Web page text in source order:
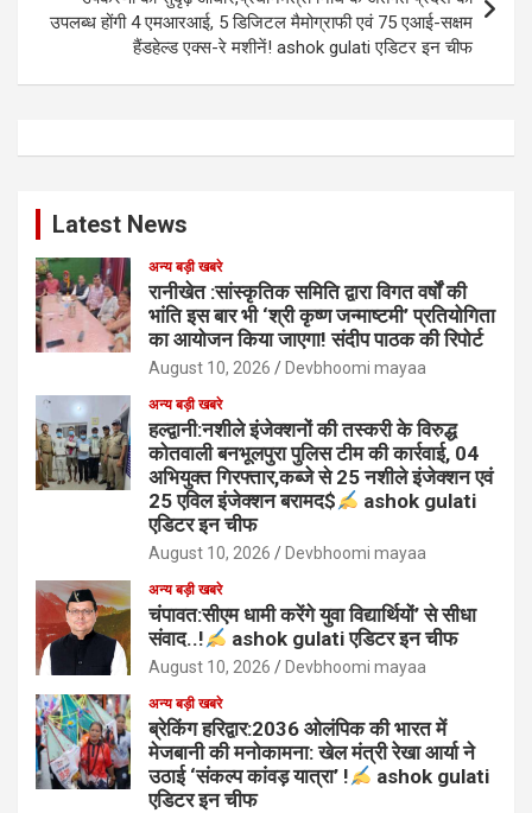
उपलब्ध होंगी 4 एमआरआई, 5 डिजिटल मैमोग्राफी एवं 75 एआई-सक्षम
हैंडहेल्ड एक्स-रे मशीनें! ashok gulati एडिटर इन चीफ
Latest News
अन्य बड़ी खबरे
रानीखेत :सांस्कृतिक समिति द्वारा विगत वर्षों की
भांति इस बार भी ‘श्री कृष्ण जन्माष्टमी’ प्रतियोगिता
का आयोजन किया जाएगा! संदीप पाठक की रिपोर्ट
August 10, 2026 Devbhoomi mayaa
अन्य बड़ी खबरे
हल्द्वानी:नशीले इंजेक्शनों की तस्करी के विरुद्ध
कोतवाली बनभूलपुरा पुलिस टीम की कार्रवाई, 04
अभियुक्त गिरफ्तार,कब्जे से 25 नशीले इंजेक्शन एवं
25 एविल इंजेक्शन बरामद$
ashok gulati
एडिटर इन चीफ
August 10, 2026 Devbhoomi mayaa
अन्य बड़ी खबरे
चंपावत:सीएम धामी करेंगे युवा विद्यार्थियों’ से सीधा
संवाद..!
ashok gulati एडिटर इन चीफ
August 10, 2026 Devbhoomi mayaa
अन्य बड़ी खबरे
ब्रेकिंग हरिद्वार:2036 ओलंपिक की भारत में
मेजबानी की मनोकामना: खेल मंत्री रेखा आर्या ने
उठाई ‘संकल्प कांवड़ यात्रा’ !
ashok gulati
एडिटर इन चीफ